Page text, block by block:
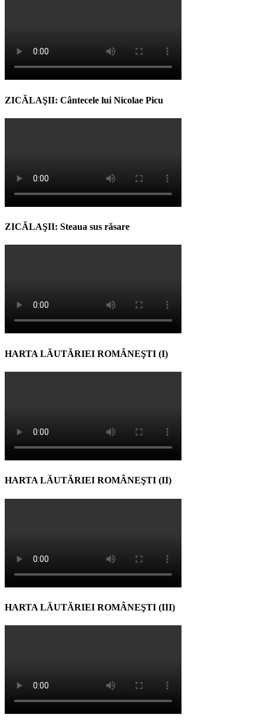
ZICĂLAŞII: Cântecele lui Nicolae Picu
ZICĂLAŞII: Steaua sus răsare
HARTA LĂUTĂRIEI ROMÂNEŞTI (I)
HARTA LĂUTĂRIEI ROMÂNEŞTI (II)
HARTA LĂUTĂRIEI ROMÂNEŞTI (III)